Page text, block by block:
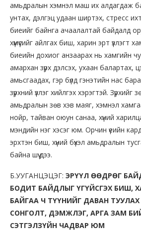
амьдралын хэмнэл маш их алдагдаж
унтах, дэлгэц удаан ширтэх, стресс
биеийг байнга ачаалалтай байдалд
хүмүүсийг айлгах биш, харин эрт үзлэгт
биеийн дохиог анзаарах нь хамгийн
амархан зүрх дэлсэх, ухаан балартах,
амьсгаадах, гэр бүлд гэнэтийн нас
зүрхний үзлэг хийлгэх хэрэгтэй.
амьдралын зөв хэв маяг, хэмнэл
нойр, тайван оюун санаа, хүний харилцаа
мэндийн нэг хэсэг юм. Орчин үеийн
эрхтэн биш, хүний бүхэл амьдралын
байна шүү дээ.
Б.УУГАНЦЭЦЭГ: ЭРҮҮЛ ӨӨДРӨГ
БОДИТ БАЙДЛЫГ ҮГҮЙСГЭХ БИШ,
БАЙГАА Ч ТҮҮНИЙГ ДАВАН
СОНГОЛТ, ДЭМЖЛЭГ, АРГА ЗАМ
СЭТГЭЛЗҮЙН ЧАДВАР ЮМ